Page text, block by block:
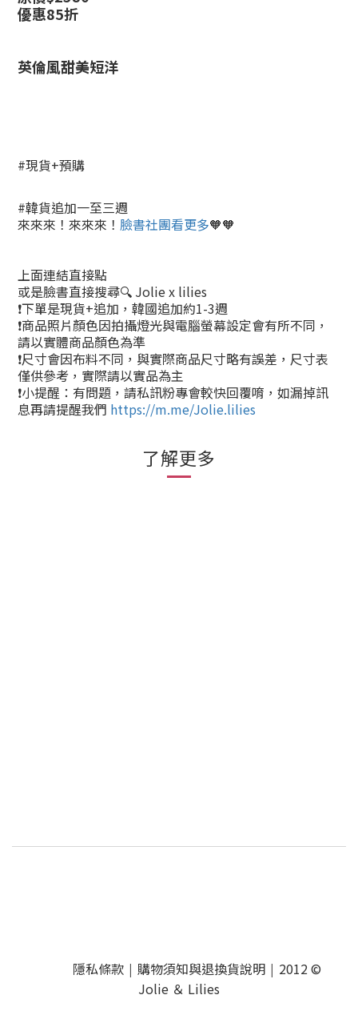
優惠85折
英倫風甜美短洋
#現貨+預購
#韓貨追加一至三週
來來來！來來來！ 臉書社團看更多🧡🧡
上面連結直接點
或是臉書直接搜尋🔍 Jolie x lilies
❗下單是現貨+追加，韓國追加約1-3週
❗商品照片顏色因拍攝燈光與電腦螢幕設定會有所不同，
請以實體商品顏色為準
❗尺寸會因布料不同，與實際商品尺寸略有誤差，尺寸表
僅供參考，實際請以實品為主
❗小提醒：有問題，請私訊粉專會較快回覆唷，如漏掉訊
息再請提醒我們 https://m.me/Jolie.lilies
了解更多
隱私條款 | 購物須知與退換貨說明| 2012 ©
Jolie ＆ Lilies